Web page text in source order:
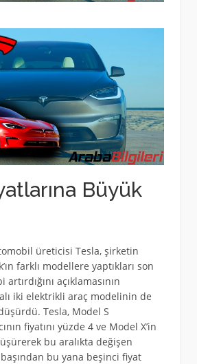
Büyük
üreticisi Tesla, şirketin
farklı modellere yaptıkları son
açıklamasının
iki elektrikli araç modelinin de
Tesla, Model S
fiyatını yüzde 4 ve Model X’in
bu aralıkta değişen
bu yana beşinci fiyat